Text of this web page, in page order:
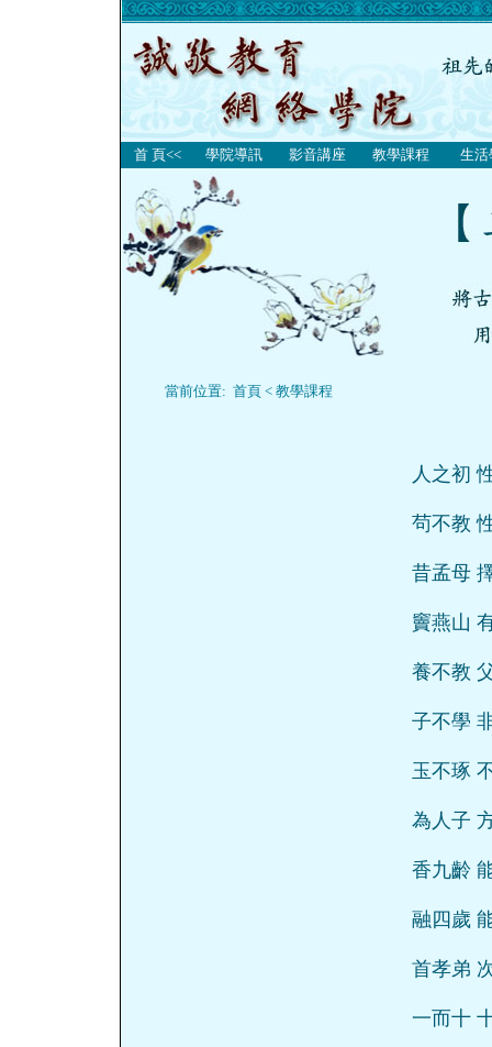
首 頁<< 學院導訊 影音講座 教學課程 生活
當前位置: 首頁 < 教學課程
人之初
茍不教
昔孟母
竇燕山
養不教
子不學
玉不琢
為人子
香九齡
融四歲
首孝弟
一而十